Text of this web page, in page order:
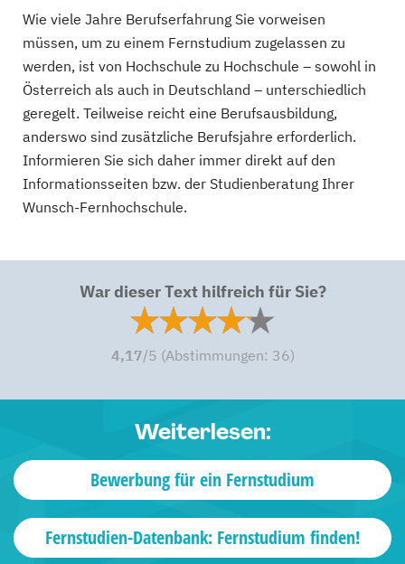
Wie viele Jahre Berufserfahrung Sie vorweisen
müssen, um zu einem Fernstudium zugelassen zu
werden, ist von Hochschule zu Hochschule – sowohl in
Österreich als auch in Deutschland – unterschiedlich
geregelt. Teilweise reicht eine Berufsausbildung,
anderswo sind zusätzliche Berufsjahre erforderlich.
Informieren Sie sich daher immer direkt auf den
Informationsseiten bzw. der Studienberatung Ihrer
Wunsch-Fernhochschule.
War dieser Text hilfreich für Sie?
4,17/5 (Abstimmungen: 36)
Weiterlesen:
Bewerbung für ein Fernstudium
Fernstudien-Datenbank: Fernstudium finden!